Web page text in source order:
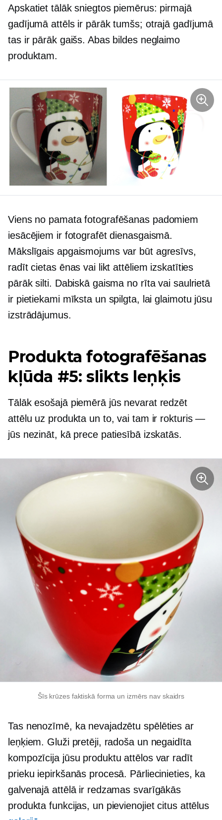
Apskatiet tālāk sniegtos piemērus: pirmajā
gadījumā attēls ir pārāk tumšs; otrajā gadījumā
tas ir pārāk gaišs. Abas bildes neglaimo
produktam.
Viens no pamata fotografēšanas padomiem
iesācējiem ir fotografēt dienasgaismā.
Mākslīgais apgaismojums var būt agresīvs,
radīt cietas ēnas vai likt attēliem izskatīties
pārāk silti. Dabiskā gaisma no rīta vai saulrietā
ir pietiekami mīksta un spilgta, lai glaimotu jūsu
izstrādājumus.
Produkta fotografēšanas
kļūda #5: slikts leņķis
Tālāk esošajā piemērā jūs nevarat redzēt
attēlu uz produkta un to, vai tam ir rokturis —
jūs nezināt, kā prece patiesībā izskatās.
Šīs krūzes faktiskā forma un izmērs nav skaidrs
Tas nenozīmē, ka nevajadzētu spēlēties ar
leņķiem. Gluži pretēji, radoša un negaidīta
kompozīcija jūsu produktu attēlos var radīt
prieku iepirkšanās procesā. Pārliecinieties, ka
galvenajā attēlā ir redzamas svarīgākās
produkta funkcijas, un pievienojiet citus attēlus